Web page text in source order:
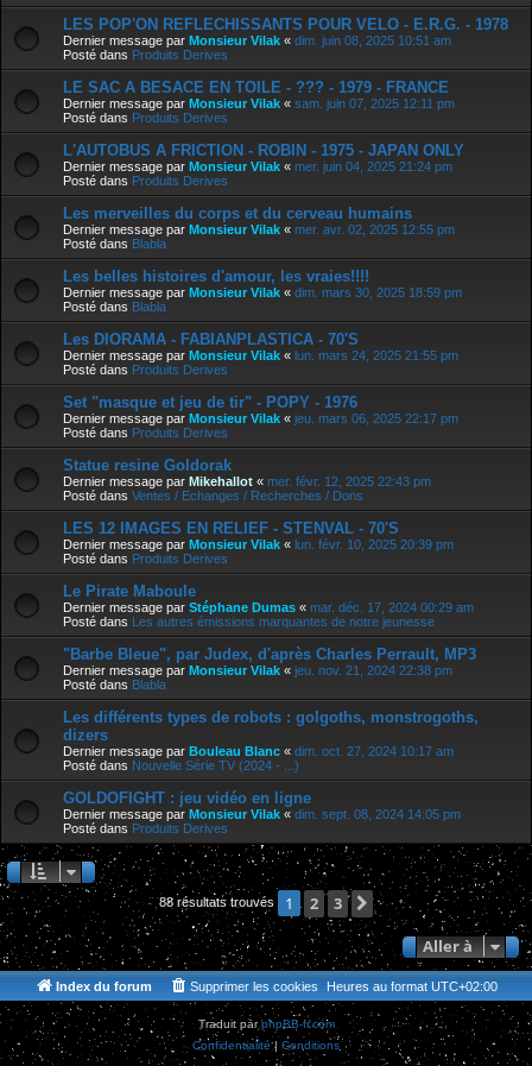
LES POP'ON REFLECHISSANTS POUR VELO - E.R.G. - 1978
Dernier message par Monsieur Vilak « dim. juin 08, 2025 10:51 am
Posté dans Produits Derives
LE SAC A BESACE EN TOILE - ??? - 1979 - FRANCE
Dernier message par Monsieur Vilak « sam. juin 07, 2025 12:11 pm
Posté dans Produits Derives
L'AUTOBUS A FRICTION - ROBIN - 1975 - JAPAN ONLY
Dernier message par Monsieur Vilak « mer. juin 04, 2025 21:24 pm
Posté dans Produits Derives
Les merveilles du corps et du cerveau humains
Dernier message par Monsieur Vilak « mer. avr. 02, 2025 12:55 pm
Posté dans Blabla
Les belles histoires d'amour, les vraies!!!!
Dernier message par Monsieur Vilak « dim. mars 30, 2025 18:59 pm
Posté dans Blabla
Les DIORAMA - FABIANPLASTICA - 70'S
Dernier message par Monsieur Vilak « lun. mars 24, 2025 21:55 pm
Posté dans Produits Derives
Set "masque et jeu de tir" - POPY - 1976
Dernier message par Monsieur Vilak « jeu. mars 06, 2025 22:17 pm
Posté dans Produits Derives
Statue resine Goldorak
Dernier message par Mikehallot « mer. févr. 12, 2025 22:43 pm
Posté dans Ventes / Echanges / Recherches / Dons
LES 12 IMAGES EN RELIEF - STENVAL - 70'S
Dernier message par Monsieur Vilak « lun. févr. 10, 2025 20:39 pm
Posté dans Produits Derives
Le Pirate Maboule
Dernier message par Stéphane Dumas « mar. déc. 17, 2024 00:29 am
Posté dans Les autres émissions marquantes de notre jeunesse
"Barbe Bleue", par Judex, d'après Charles Perrault, MP3
Dernier message par Monsieur Vilak « jeu. nov. 21, 2024 22:38 pm
Posté dans Blabla
Les différents types de robots : golgoths, monstrogoths,
dizers
Dernier message par Bouleau Blanc « dim. oct. 27, 2024 10:17 am
Posté dans Nouvelle Série TV (2024 - ...)
GOLDOFIGHT : jeu vidéo en ligne
Dernier message par Monsieur Vilak « dim. sept. 08, 2024 14:05 pm
Posté dans Produits Derives
88 résultats trouvés 1 2 3
Suivante
Aller à
Index du forum Heures au format UTC+02:00
Supprimer les cookies
Traduit parphpBB-fr.com
Confidentialité| Conditions